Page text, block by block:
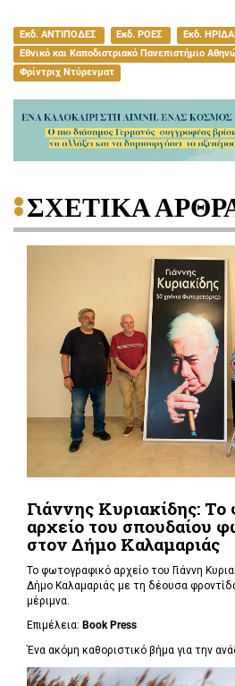
Εκδ. ΑΝΤΙΠΟΔΕΣ Εκδ. ΡΟΕΣ
Εκδ.
Εθνικό και Καποδιστριακό Πανεπιστήμιο
Φρίντριχ Ντύρενματ
ΣΧΕΤΙΚΑ
Γιάννης Κυριακίδης:
αρχείο του σπουδαίου
στον Δήμο Καλαμαριάς
Το φωτογραφικό αρχείο του Γιάννη
Δήμο Καλαμαριάς με τη δέουσα
μέριμνα.
Επιμέλεια: Book Press
Ένα ακόμη καθοριστικό βήμα για την